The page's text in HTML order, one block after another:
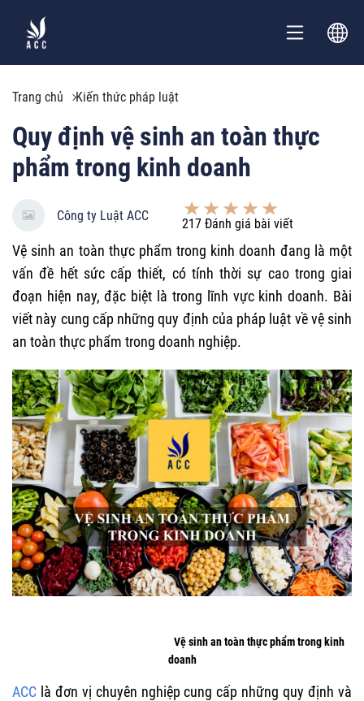
Trang chủ Kiến thức pháp luật
Quy định vệ sinh an toàn thực
phẩm trong kinh doanh
Công ty Luật ACC
217 Đánh giá bài viết
Vệ sinh an toàn thực phẩm trong kinh doanh đang là một
vấn đề hết sức cấp thiết, có tính thời sự cao trong giai
đoạn hiện nay, đặc biệt là trong lĩnh vực kinh doanh. Bài
viết này cung cấp những quy định của pháp luật về vệ sinh
an toàn thực phẩm trong doanh nghiệp.
Vệ sinh an toàn thực phẩm trong kinh
doanh
ACC là đơn vị chuyên nghiệp cung cấp những quy định và